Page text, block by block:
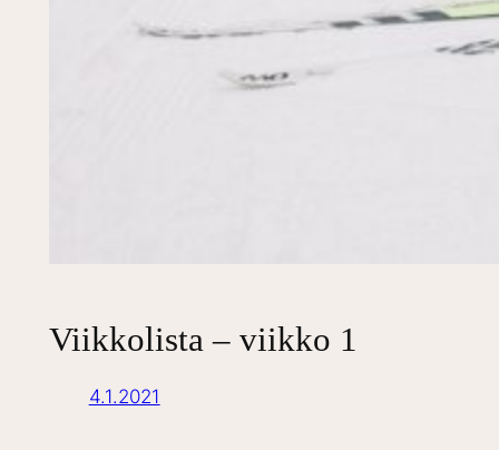
Viikkolista – viikko 1
4.1.2021